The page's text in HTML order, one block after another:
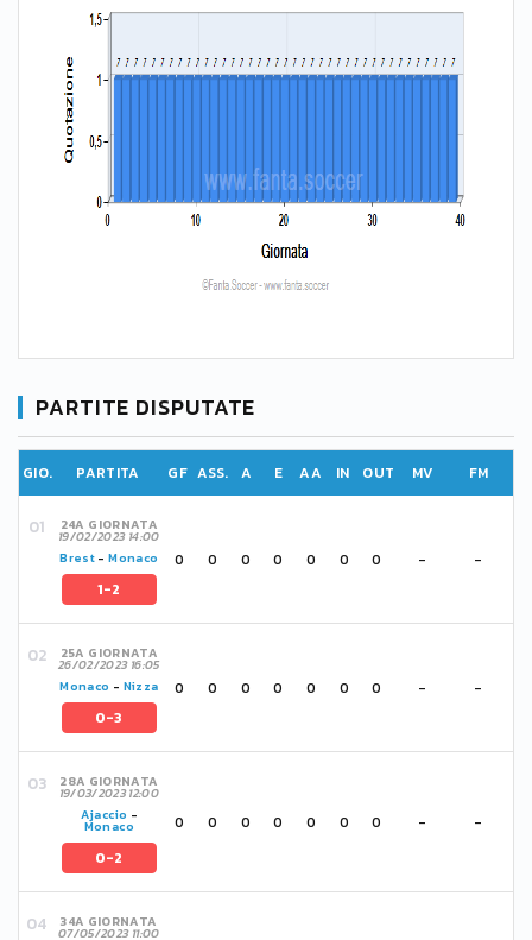
PARTITE DISPUTATE
GIO. PARTITA GF ASS. A E AA IN OUT MV FM
24A GIORNATA
19/02/2023 14:00
Brest -Monaco
1-2
0 0 0 0 0 0 0 - -
25A GIORNATA
26/02/2023 16:05
Monaco - Nizza
0-3
0 0 0 0 0 0 0 - -
28A GIORNATA
19/03/2023 12:00
Ajaccio -
Monaco
0-2
0 0 0 0 0 0 0 - -
34A GIORNATA
07/05/2023 11:00